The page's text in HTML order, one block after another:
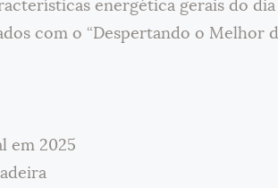
energética gerais do dia
com o “Despertando o Melhor
em 2025